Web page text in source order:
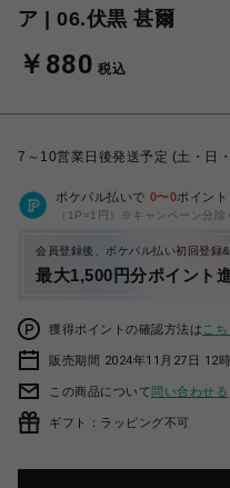
ア | 06.伏黒 甚爾
￥880 税込
7～10営業日後発送予定 (土・日
ポケパル払いで 0〜0ポイント
（1P=1円）※キャンペーン分除
会員登録後、ポケパル払い初回登録
最大1,500円分ポイント
獲得ポイントの確認方法は こち
販売期間 2024年11月27日 12
この商品について問い合わせる
ギフト：ラッピング不可